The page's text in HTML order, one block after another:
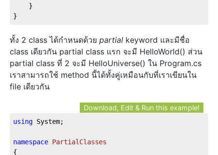
}
}
ทั้ง 2 class ได้กำหนดด้วย partial keyword และมีชื่อ
class เดียวกัน partial class แรก จะมี HelloWorld() ส่วน
partial class ที่ 2 จะมี HelloUniverse() ใน Program.cs
เราสามารถใช้ method นี้ได้ทั้งคู่เหมือนกับที่เราเขียนใน
file เดียวกัน
Download, Edit & Run this example!
using System;
namespace PartialClasses
{